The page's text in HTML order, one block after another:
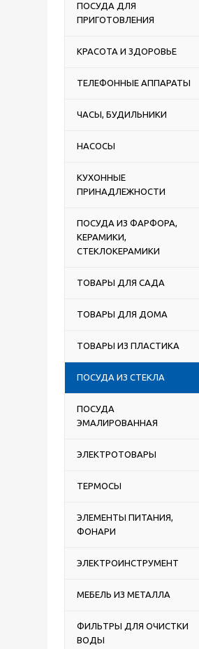
ПОСУДА ДЛЯ
ПРИГОТОВЛЕНИЯ
КРАСОТА И ЗДОРОВЬЕ
ТЕЛЕФОННЫЕ АППАРАТЫ
ЧАСЫ, БУДИЛЬНИКИ
НАСОСЫ
КУХОННЫЕ
ПРИНАДЛЕЖНОСТИ
ПОСУДА ИЗ ФАРФОРА,
КЕРАМИКИ,
СТЕКЛОКЕРАМИКИ
ТОВАРЫ ДЛЯ САДА
ТОВАРЫ ДЛЯ ДОМА
ТОВАРЫ ИЗ ПЛАСТИКА
ПОСУДА ИЗ СТЕКЛА
ПОСУДА
ЭМАЛИРОВАННАЯ
ЭЛЕКТРОТОВАРЫ
ТЕРМОСЫ
ЭЛЕМЕНТЫ ПИТАНИЯ,
ФОНАРИ
ЭЛЕКТРОИНСТРУМЕНТ
МЕБЕЛЬ ИЗ МЕТАЛЛА
ФИЛЬТРЫ ДЛЯ ОЧИСТКИ
ВОДЫ